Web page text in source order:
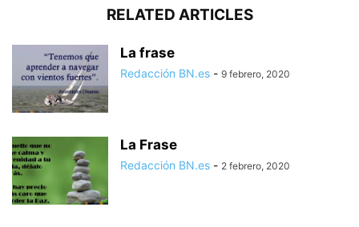
RELATED ARTICLES
La frase
Redacción BN.es - 9 febrero, 2020
La Frase
Redacción BN.es - 2 febrero, 2020